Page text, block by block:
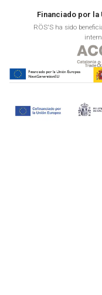
Financiado por la
RÖS'S ha sido